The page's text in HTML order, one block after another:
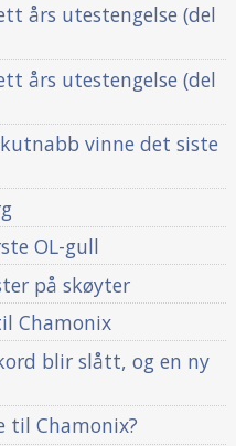
års utestengelse (del
års utestengelse (del
vinne det siste
OL-gull
på skøyter
Chamonix
blir slått, og en ny
til Chamonix?